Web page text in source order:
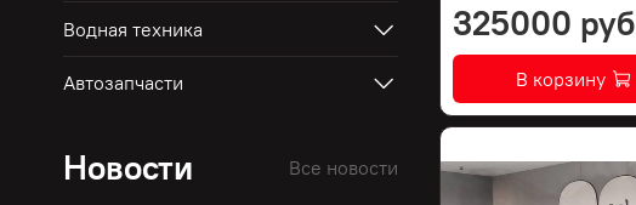
325000 руб
В корзину
Водная техника
Автозапчасти
Новости Все новости